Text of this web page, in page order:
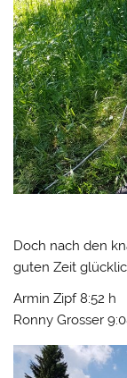
Doch nach den
guten Zeit
Armin Zipf 8:52 h
Ronny Grosser